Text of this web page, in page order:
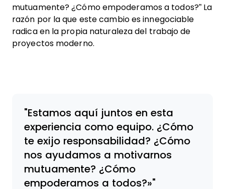
mutuamente? ¿Cómo empoderamos a todos?” La
razón por la que este cambio es innegociable
radica en la propia naturaleza del trabajo de
proyectos moderno.
Estamos aquí juntos en esta
experiencia como equipo. ¿Cómo
te exijo responsabilidad? ¿Cómo
nos ayudamos a motivarnos
mutuamente? ¿Cómo
empoderamos a todos?»